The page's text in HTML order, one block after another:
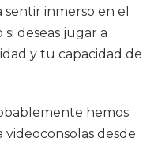
inmerso en el
deseas jugar a
y tu capacidad de
hemos
videoconsolas desde